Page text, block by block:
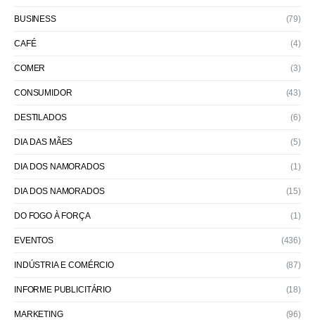
BUSINESS (79)
CAFÉ (4)
COMER (3)
CONSUMIDOR (43)
DESTILADOS (6)
DIA DAS MÃES (5)
DIA DOS NAMORADOS (1)
DIA DOS NAMORADOS (15)
DO FOGO À FORÇA (1)
EVENTOS (436)
INDÚSTRIA E COMÉRCIO (87)
INFORME PUBLICITÁRIO (18)
MARKETING (96)